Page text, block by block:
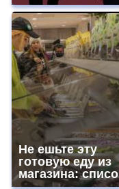
Не ешьте эту
готовую еду из
магазина: